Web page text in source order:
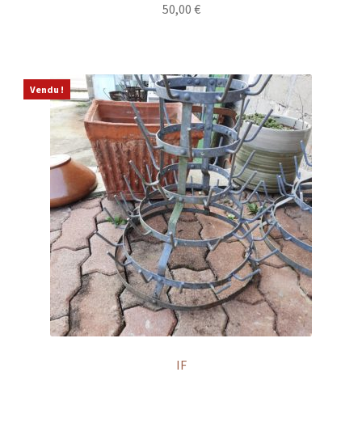
50,00 €
Vendu !
IF